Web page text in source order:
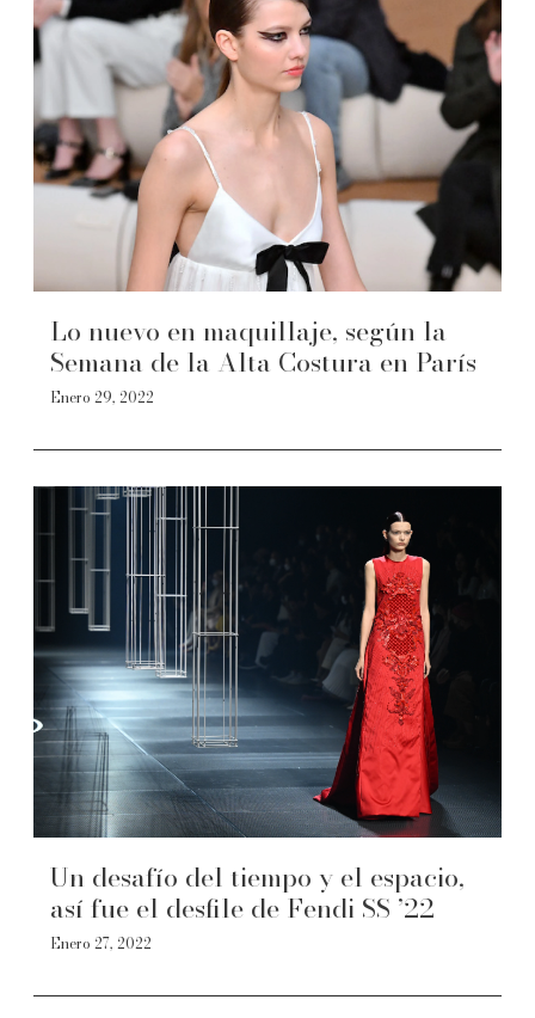
Lo nuevo en maquillaje, según la
Semana de la Alta Costura en París
Enero 29, 2022
Un desafío del tiempo y el espacio,
así fue el desfile de Fendi SS ’22
Enero 27, 2022